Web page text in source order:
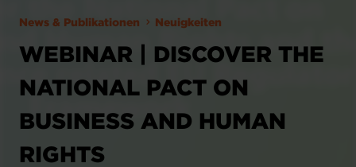
News & Publikationen Neuigkeiten
WEBINAR | DISCOVER THE
NATIONAL PACT ON
BUSINESS AND HUMAN
RIGHTS